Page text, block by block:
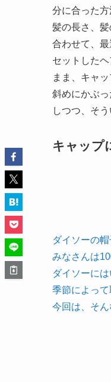
分に合った方
髪の長さ、
合わせて、最
セットした
まま、キャ
斜めにかぶ
しつつ、そ
キャップ
ダイソーの
みなさんは
ダイソーに
季節によって
今回は、そ